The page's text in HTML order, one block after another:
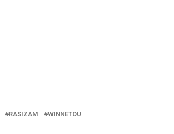
RASIZAM WINNETOU